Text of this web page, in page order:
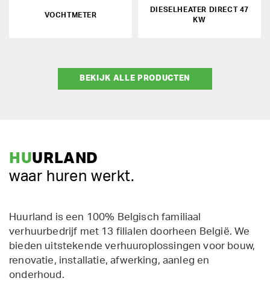
VOCHTMETER
DIESELHEATER DIRECT 47
KW
BEKIJK ALLE PRODUCTEN
HUURLAND
waar huren werkt.
Huurland is een 100% Belgisch familiaal
verhuurbedrijf met 13 filialen doorheen België. We
bieden uitstekende verhuuroplossingen voor bouw,
renovatie, installatie, afwerking, aanleg en
onderhoud.